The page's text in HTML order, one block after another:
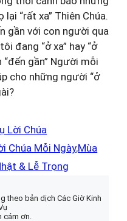
“rất xa” Thiên Chúa.
gần với con người qua
đang “ở xa” hay “ở
gần” Người mỗi
cho những người “ở
Lời Chúa
Chúa Mỗi Ngày,Mùa
& Lễ Trọng
theo bản dịch Các Giờ Kinh
cám ơn.